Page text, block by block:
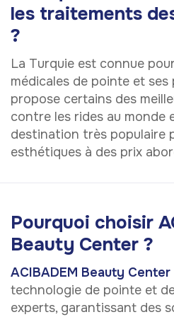
les traitements
?
La Turquie est connue
médicales de pointe et
propose certains des
contre les rides au monde
destination très populaire
esthétiques à des prix
Pourquoi choisir
Beauty Center ?
ACIBADEM Beauty Center
technologie de pointe et
experts, garantissant des